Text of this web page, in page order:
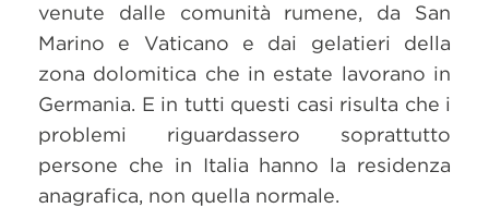
venute dalle comunità rumene, da San
Marino e Vaticano e dai gelatieri della
zona dolomitica che in estate lavorano in
Germania. E in tutti questi casi risulta che i
problemi riguardassero soprattutto
persone che in Italia hanno la residenza
anagrafica, non quella normale.